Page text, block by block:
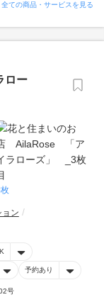
全ての商品・サービスを見る
ロー
ン
予約あり
号